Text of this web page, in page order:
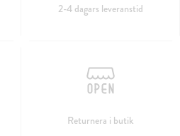
2-4 dagars leveranstid
Returnera i butik